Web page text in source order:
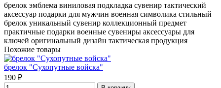
брелок эмблема виниловая подкладка сувенир тактический
аксессуар подарки для мужчин военная символика стильный
брелок уникальный сувенир коллекционный предмет
практичные подарки военные сувениры аксессуары для
ключей оригинальный дизайн тактическая продукция
Похожие товары
брелок "Сухопутные войска"
190 ₽